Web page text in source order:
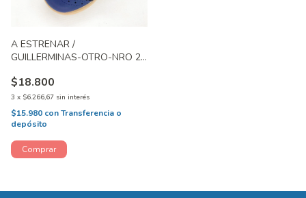
A ESTRENAR /
GUILLERMINAS-OTRO-NRO 20
$18.800
3 x $6.266,67 sin interés
$15.980 conTransferencia o
depósito